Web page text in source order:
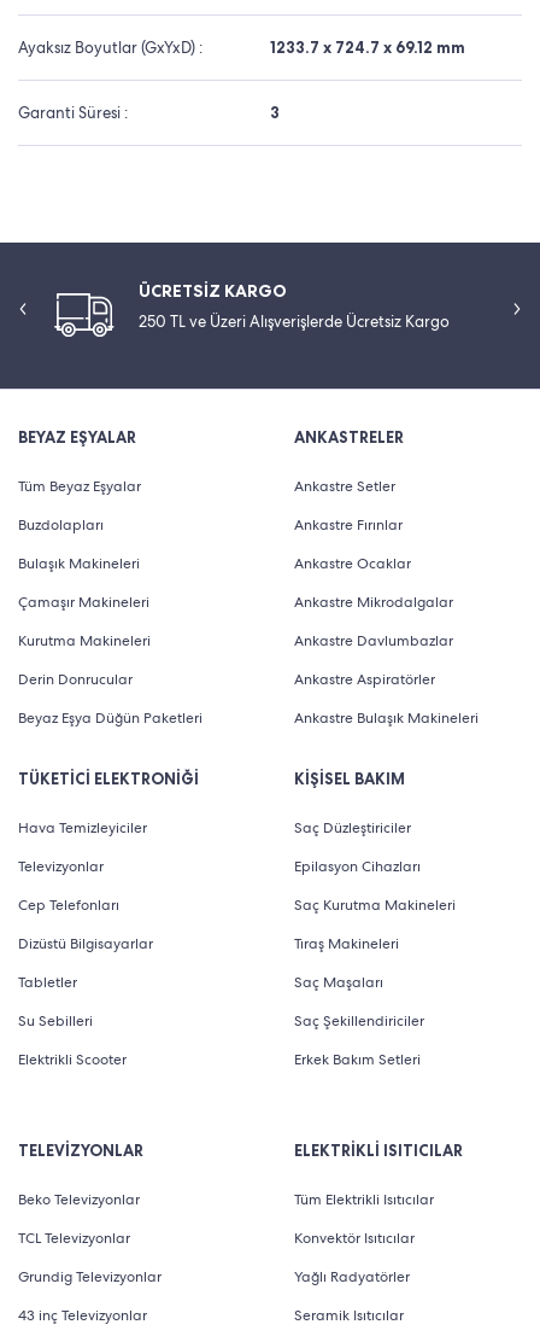
Ayaksız Boyutlar (GxYxD) : 1233.7 x 724.7 x 69.12 mm
Garanti Süresi : 3
ÜCRETSİZ KARGO
250 TL ve Üzeri Alışverişlerde Ücretsiz Kargo
BEYAZ EŞYALAR
Tüm Beyaz Eşyalar
Buzdolapları
Bulaşık Makineleri
Çamaşır Makineleri
Kurutma Makineleri
Derin Donrucular
Beyaz Eşya Düğün Paketleri
TÜKETİCİ ELEKTRONİĞİ
Hava Temizleyiciler
Televizyonlar
Cep Telefonları
Dizüstü Bilgisayarlar
Tabletler
Su Sebilleri
Elektrikli Scooter
ANKASTRELER
Ankastre Setler
Ankastre Fırınlar
Ankastre Ocaklar
Ankastre Mikrodalgalar
Ankastre Davlumbazlar
Ankastre Aspiratörler
Ankastre Bulaşık Makineleri
KİŞİSEL BAKIM
Saç Düzleştiriciler
Epilasyon Cihazları
Saç Kurutma Makineleri
Tıraş Makineleri
Saç Maşaları
Saç Şekillendiriciler
Erkek Bakım Setleri
TELEVİZYONLAR
Beko Televizyonlar
TCL Televizyonlar
Grundig Televizyonlar
43 inç Televizyonlar
ELEKTRİKLİ ISITICILAR
Tüm Elektrikli Isıtıcılar
Konvektör Isıtıcılar
Yağlı Radyatörler
Seramik Isıtıcılar